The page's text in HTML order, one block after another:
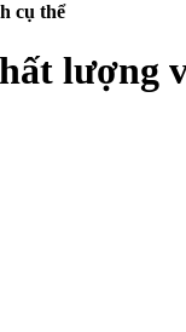
cụ thể
lượng